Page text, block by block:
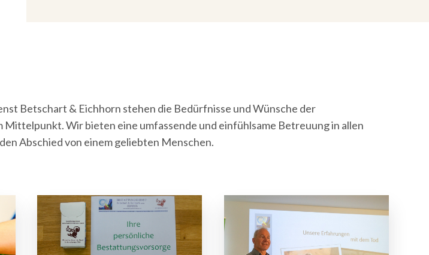
Betschart & Eichhorn stehen die Bedürfnisse und Wünsche der
Mittelpunkt. Wir bieten eine umfassende und einfühlsame Betreuung in allen
Abschied von einem geliebten Menschen.